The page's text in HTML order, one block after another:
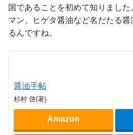
国であることを初めて知りまし
マン、ヒゲタ醤油など名だたる
るんですね。
醤油手帖
杉村 啓(著)
Amazon